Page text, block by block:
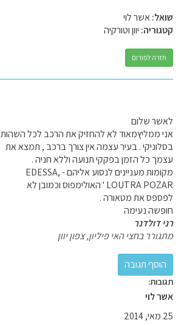
שואל:אשר לוי
קטגוריה: יוון וטורקיה
חזרה לפורום
לאשר שלום
אני ממליץמאוד לא להחזיק את הרכב לכל השהות
בסלוניקי . בעיר עצמה אין צורך ברכב , תמצא את
עצמך כל הזמן בפקקי תנועה וללא חניה .
מקומות מעניינים לנסוע אליהם - EDESSA,
LOUTRA POZAR ' האולימפוס וכמובן לא
לפספס את מטאורה .
חופשה נעימה
רני דולדנר
מתגורר בחצי האי פיליון, צפון יוון
תגובות:
אשר לוי
25 מאי, 2014